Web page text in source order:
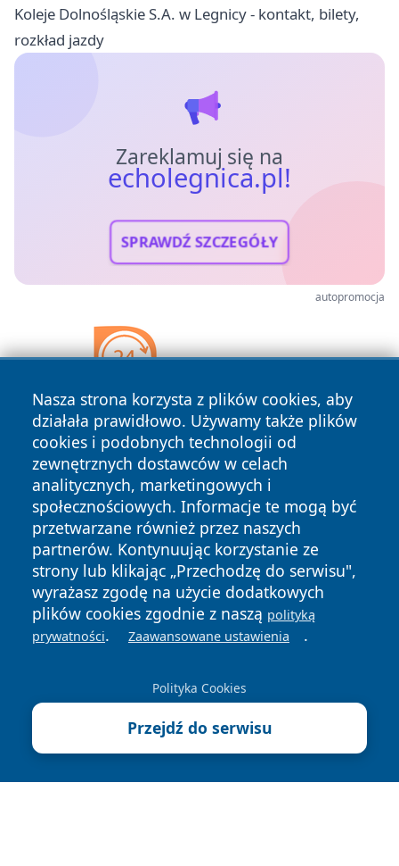
Koleje Dolnośląskie S.A. w Legnicy - kontakt, bilety,
rozkład jazdy
Zareklamuj się na
echolegnica.pl!
SPRAWDŹ SZCZEGÓŁY
autopromocja
Nasza strona korzysta z plików cookies, aby
działała prawidłowo. Używamy także plików
cookies i podobnych technologii od
zewnętrznych dostawców w celach
analitycznych, marketingowych i
społecznościowych. Informacje te mogą być
przetwarzane również przez naszych
partnerów. Kontynuując korzystanie ze
strony lub klikając „Przechodzę do serwisu",
wyrażasz zgodę na użycie dodatkowych
plików cookies zgodnie z naszą polityką
prywatności. Zaawansowane ustawienia .
Polityka Cookies
Przejdź do serwisu
Copyright © 2026 echolegnica.pl Wszystkie prawa
zastrzeżone.
Prywatności